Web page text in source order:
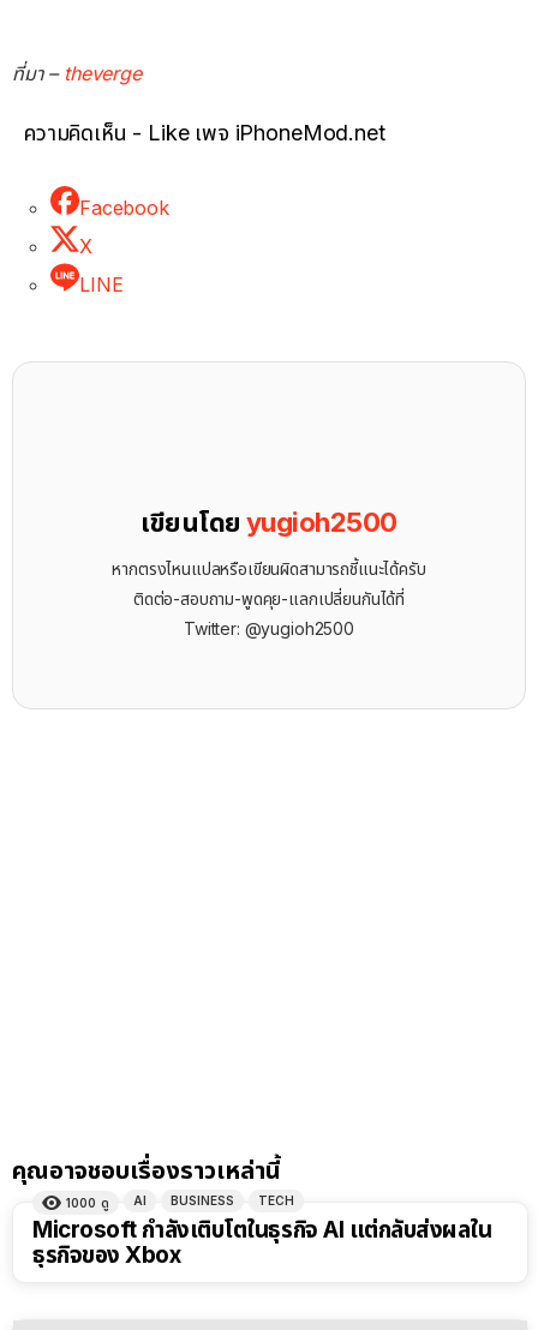
ที่มา – theverge
ความคิดเห็น - Like เพจ iPhoneMod.net
Facebook
X
LINE
เขียนโดยyugioh2500
หากตรงไหนแปลหรือเขียนผิดสามารถชี้แนะได้ครับ
ติดต่อ-สอบถาม-พูดคุย-แลกเปลี่ยนกันได้ที่
Twitter: @yugioh2500
คุณอาจชอบเรื่องราวเหล่านี้
1000 ดู AI BUSINESS TECH
Microsoft กำลังเติบโตในธุรกิจ AI แต่กลับส่งผลใน
ธุรกิจของ Xbox